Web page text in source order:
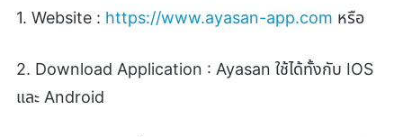
1. Website : https://www.ayasan-app.com หรือ
2. Download Application : Ayasan ใช้ได้ทั้งกับ IOS
และ Android